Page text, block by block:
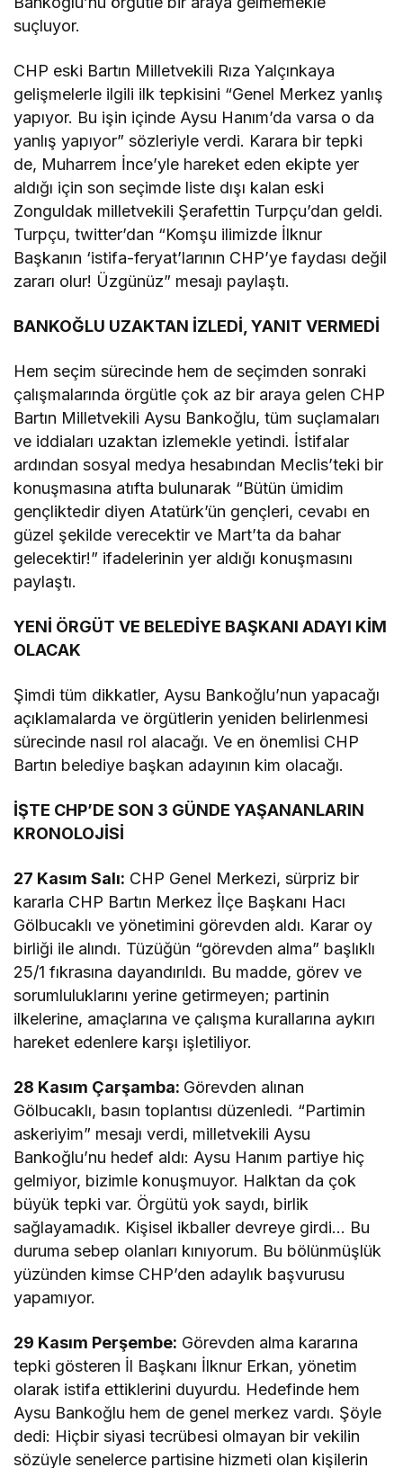
suçluyor.
CHP eski Bartın Milletvekili Rıza Yalçınkaya
gelişmelerle ilgili ilk tepkisini “Genel Merkez yanlış
yapıyor. Bu işin içinde Aysu Hanım’da varsa o da
yanlış yapıyor” sözleriyle verdi. Karara bir tepki
de, Muharrem İnce’yle hareket eden ekipte yer
aldığı için son seçimde liste dışı kalan eski
Zonguldak milletvekili Şerafettin Turpçu’dan geldi.
Turpçu, twitter’dan “Komşu ilimizde İlknur
Başkanın ‘istifa-feryat’larının CHP’ye faydası değil
zararı olur! Üzgünüz” mesajı paylaştı.
BANKOĞLU UZAKTAN İZLEDİ, YANIT VERMEDİ
Hem seçim sürecinde hem de seçimden sonraki
çalışmalarında örgütle çok az bir araya gelen CHP
Bartın Milletvekili Aysu Bankoğlu, tüm suçlamaları
ve iddiaları uzaktan izlemekle yetindi. İstifalar
ardından sosyal medya hesabından Meclis’teki bir
konuşmasına atıfta bulunarak “Bütün ümidim
gençliktedir diyen Atatürk’ün gençleri, cevabı en
güzel şekilde verecektir ve Mart’ta da bahar
gelecektir!” ifadelerinin yer aldığı konuşmasını
paylaştı.
YENİ ÖRGÜT VE BELEDİYE BAŞKANI ADAYI KİM
OLACAK
Şimdi tüm dikkatler, Aysu Bankoğlu’nun yapacağı
açıklamalarda ve örgütlerin yeniden belirlenmesi
sürecinde nasıl rol alacağı. Ve en önemlisi CHP
Bartın belediye başkan adayının kim olacağı.
İŞTE CHP’DE SON 3 GÜNDE YAŞANANLARIN
KRONOLOJİSİ
27 Kasım Salı: CHP Genel Merkezi, sürpriz bir
kararla CHP Bartın Merkez İlçe Başkanı Hacı
Gölbucaklı ve yönetimini görevden aldı. Karar oy
birliği ile alındı. Tüzüğün “görevden alma” başlıklı
25/1 fıkrasına dayandırıldı. Bu madde, görev ve
sorumluluklarını yerine getirmeyen; partinin
ilkelerine, amaçlarına ve çalışma kurallarına aykırı
hareket edenlere karşı işletiliyor.
28 Kasım Çarşamba: Görevden alınan
Gölbucaklı, basın toplantısı düzenledi. “Partimin
askeriyim” mesajı verdi, milletvekili Aysu
Bankoğlu’nu hedef aldı: Aysu Hanım partiye hiç
gelmiyor, bizimle konuşmuyor. Halktan da çok
büyük tepki var. Örgütü yok saydı, birlik
sağlayamadık. Kişisel ikballer devreye girdi… Bu
duruma sebep olanları kınıyorum. Bu bölünmüşlük
yüzünden kimse CHP’den adaylık başvurusu
yapamıyor.
29 Kasım Perşembe: Görevden alma kararına
tepki gösteren İl Başkanı İlknur Erkan, yönetim
olarak istifa ettiklerini duyurdu. Hedefinde hem
Aysu Bankoğlu hem de genel merkez vardı. Şöyle
dedi: Hiçbir siyasi tecrübesi olmayan bir vekilin
sözüyle senelerce partisine hizmeti olan kişilerin